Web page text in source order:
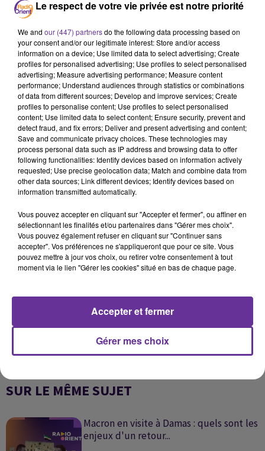
سوريا يقول إن الوقت قد حان لتشكيل "حكومة انتقالية
وفد يضم نحو ستين رجل دين من الدروز السوريين يعبر خط
الهدنة في مرتفعات الجولان المحتل إلى إسرائيل في أول زيارة
من نوعها منذ حوالى خمسين عاما....
تفاءل في الذكرى العشرين لثورة الأرز 2005 التي جمعت
مليون لبناني وسط بيروت مطالبين بخروج جيش نظام الأسد
من لبنان...
ولي العهد السعودي يؤكد للرئيس الروسي دعمه كل ما يؤدي
لإنهاء الحرب في أوكرانيا، بحسب بيان للخارجية السعودية...
محادثات في بكين مع ممثلين عن طهران وموسكو حول الملف
النووي الإيراني...
وفي الختام الصفحة الرياضية...
0:00 19 min 29 sec
SUR LE MÊME SUJET
Macron en visite à Damas : quels sont les
enjeux d'un retour...
Le respect de votre vie privée est notre priorité
We and our (447) partnersdo the following data processing based on
your consent and/or our legitimate interest: Store and/or access
information on a device; Use limited data to select advertising; Create
profiles for personalised advertising; Use profiles to select personalised
advertising; Measure advertising performance; Measure content
performance; Understand audiences through statistics or combinations
of data from different sources; Develop and improve services; Create
profiles to personalise content; Use profiles to select personalised
content; Use limited data to select content; Ensure security, prevent and
detect fraud, and fix errors; Deliver and present advertising and content;
Save and communicate privacy choices. These technologies may
process personal data such as IP address and browsing data to offer
following functionalities: Identify devices based on information actively
requested; Use precise geolocation data; Match and combine data from
other data sources; Link different devices; Identify devices based on
information transmitted automatically.
Vous pouvez accepter en cliquant sur "Accepter et fermer", ou affiner en
sélectionnant les finalités et/ou partenaires dans "Gérer mes choix".
Vous pouvez également refuser en cliquant sur "Continuer sans
accepter". Vos préférences ne s'appliqueront que pour ce site. Vous
pouvez mettre à jour vos choix, ou retirer votre consentement à tout
moment via le lien "Gérer les cookies" situé en bas de chaque page.
Gérer mes choix
Accepter et fermer